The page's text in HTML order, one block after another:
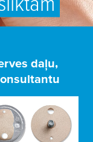
daļu,